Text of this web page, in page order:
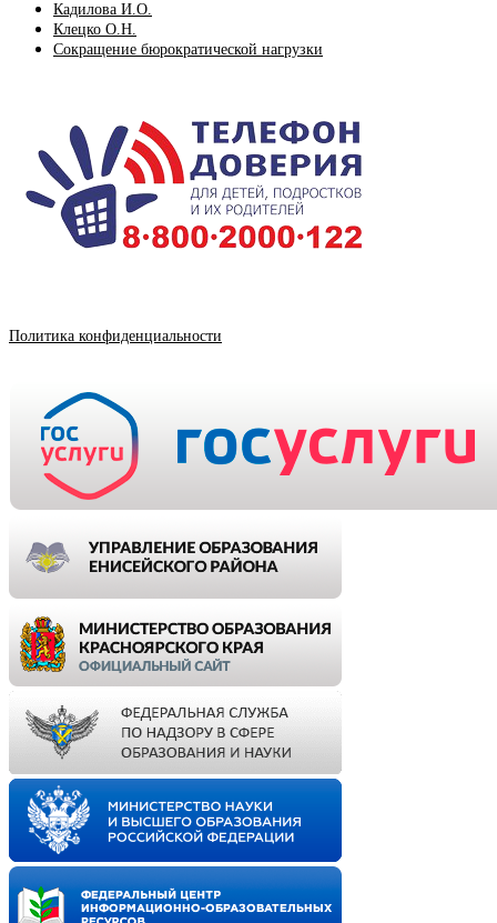
Кадилова И.О.
Клецко О.Н.
Сокращение бюрократической нагрузки
Политика конфиденциальности